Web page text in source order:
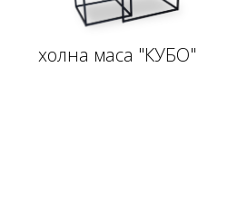
холна маса "КУБО"